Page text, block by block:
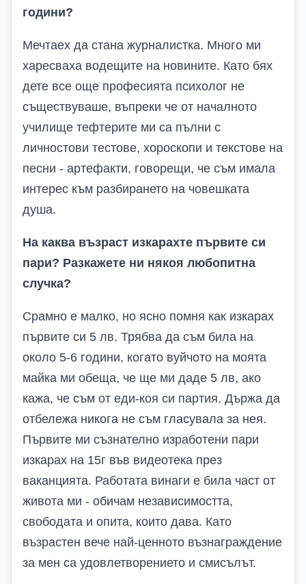
години?
Мечтаех да стана журналистка. Много ми
харесваха водещите на новините. Като бях
дете все още професията психолог не
съществуваше, въпреки че от началното
училище тефтерите ми са пълни с
личностови тестове, хороскопи и текстове на
песни - артефакти, говорещи, че съм имала
интерес към разбирането на човешката
душа.
На каква възраст изкарахте първите си
пари? Разкажете ни някоя любопитна
случка?
Срамно е малко, но ясно помня как изкарах
първите си 5 лв. Трябва да съм била на
около 5-6 години, когато вуйчото на моята
майка ми обеща, че ще ми даде 5 лв, ако
кажа, че съм от еди-коя си партия. Държа да
отбележа никога не съм гласувала за нея.
Първите ми съзнателно изработени пари
изкарах на 15г във видеотека през
ваканцията. Работата винаги е била част от
живота ми - обичам независимостта,
свободата и опита, които дава. Като
възрастен вече най-ценното възнаграждение
за мен са удовлетворението и смисълът.